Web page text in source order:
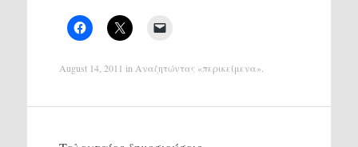
August 14, 2011 in Αναζητώντας «περικείμενα»